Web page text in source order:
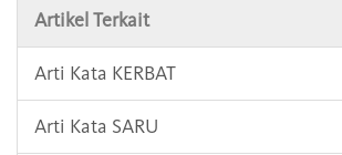
Artikel Terkait
Arti Kata KERBAT
Arti Kata SARU